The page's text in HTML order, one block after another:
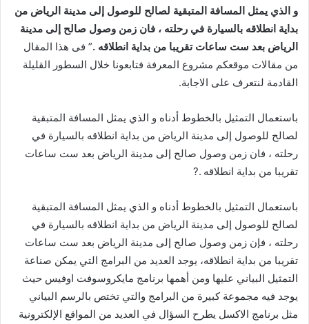
و الذي يمثل المسافة المتبقية لصالح للوصول إلى مدينة الرياض من
بداية انطلاقه بالسيارة في رحلته ، فان زمن وصول صالح إلى مدينة
الرياض بعد ست ساعات تقريبا من بداية انطلاقه .” فى هذا المقال
من مقالات موقعكم مشروع المعرفة فتابعونا خلال السطور القليلة
القادمة لنتعرف على الاجابة.
باستعمال التمثيل بالخطوط أدناه و الذي يمثل المسافة المتبقية
لصالح للوصول إلى مدينة الرياض من بداية انطلاقه بالسيارة في
رحلته ، فان زمن وصول صالح إلى مدينة الرياض بعد ست ساعات
تقريبا من بداية انطلاقه .?
باستعمال التمثيل بالخطوط أدناه و الذي يمثل المسافة المتبقية
لصالح للوصول إلى مدينة الرياض من بداية انطلاقه بالسيارة في
رحلته ، فإن زمن وصول صالح إلى مدينة الرياض بعد ست ساعات
تقريبا من بداية انطلاقه، يوجد العديد من البرامج التي يمكن صناعة
التمثيل البياني عليها ومن أهمها برنامج مايكروسوفت اوفيس حيث
يوجد فيه مجموعة كبيرة من البرامج والتي تختص بالرسم البياني
مثل برنامج الاكسل يطرح السؤال في العديد من المواقع الإلكترونية